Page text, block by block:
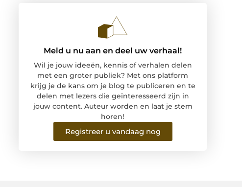
Meld u nu aan en deel uw verhaal!
Wil je jouw ideeën, kennis of verhalen delen
met een groter publiek? Met ons platform
krijg je de kans om je blog te publiceren en te
delen met lezers die geïnteresseerd zijn in
jouw content. Auteur worden en laat je stem
horen!
Registreer u vandaag nog